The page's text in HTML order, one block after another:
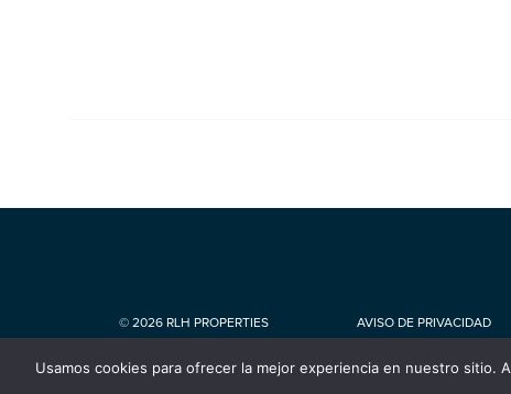
© 2026 RLH PROPERTIES AVISO DE PRIVACIDAD
Usamos cookies para ofrecer la mejor experiencia en nuestro